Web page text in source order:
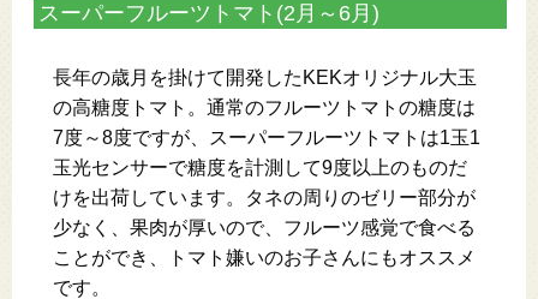
スーパーフルーツトマト(2月～6月)
長年の歳月を掛けて開発したKEKオリジナル大玉
の高糖度トマト。通常のフルーツトマトの糖度は
7度～8度ですが、スーパーフルーツトマトは1玉1
玉光センサーで糖度を計測して9度以上のものだ
けを出荷しています。タネの周りのゼリー部分が
少なく、果肉が厚いので、フルーツ感覚で食べる
ことができ、トマト嫌いのお子さんにもオススメ
です。